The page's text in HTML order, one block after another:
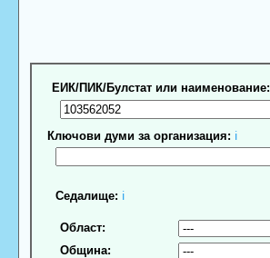
ЕИК/ПИК/Булстат или наименование:
Ключови думи за организация: ℹ
Седалище: ℹ
Област:
Община: